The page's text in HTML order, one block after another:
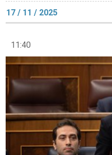
17 / 11 / 2025
11:40